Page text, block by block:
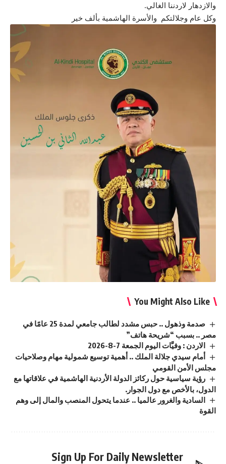
والازدهار لاردننا الغالي.
وكل عام وجلالتكم والأسرة الهاشمية بألف خير
You Might Also Like
صدمة وذهول .. حبس مشدد لطالب جامعي لمدة 25 عامًا في
مصر .. بسبب “شريحة هاتف”
الاردن : وفيَّات اليوم الجمعة 7-8-2026
أمام سيدي جلالة الملك .. أهمية توسيع شمولية مهام وصلاحيات
مجلس الأمن القومي
رؤية سياسية حول ركائز الدولة الأردنية الهاشمية في علاقاتها مع
الدول، بالأخص مع دول الجوار.
السادية والغرور عالميا .. عندما يتحول المنصب والمال إلى وهم
القوة
Sign Up For Daily Newsletter